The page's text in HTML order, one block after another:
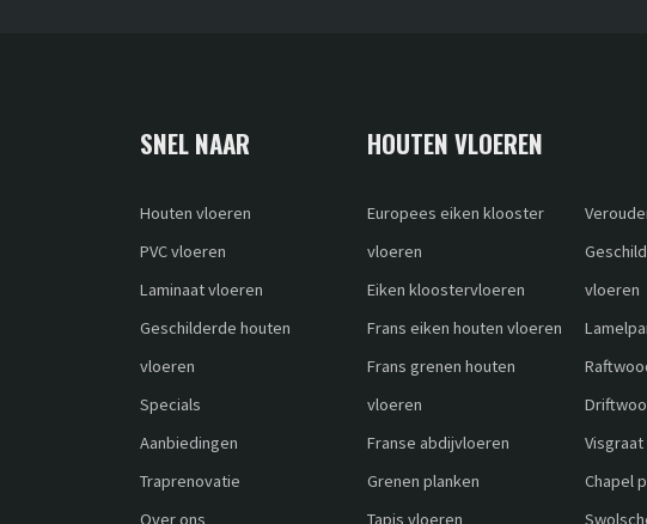
SNEL NAAR
Houten vloeren
PVC vloeren
Laminaat vloeren
Geschilderde houten
vloeren
Specials
Aanbiedingen
Traprenovatie
Over ons
HOUTEN VLOEREN
Europees eiken klooster
vloeren
Eiken kloostervloeren
Frans eiken houten vloeren
Frans grenen houten
vloeren
Franse abdijvloeren
Grenen planken
Tapis vloeren
vloeren
Chapel